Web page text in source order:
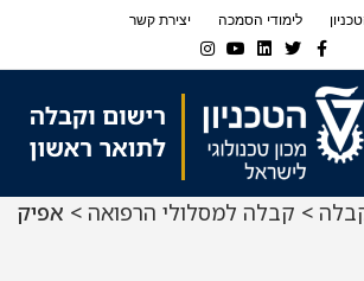
לימודי הסמכה
יצירת קשר
Facebook
Twitter
Linkedin
Youtube
Instagram
> קבלה למסלולי הרפואה > אפיק